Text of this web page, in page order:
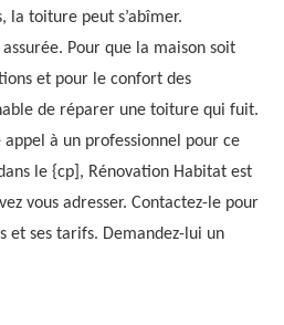
la toiture peut s’abîmer.
Pour que la maison soit
et pour le confort des
de réparer une toiture qui fuit.
appel à un professionnel pour ce
le {cp], Rénovation Habitat est
vous adresser. Contactez-le pour
et ses tarifs. Demandez-lui un